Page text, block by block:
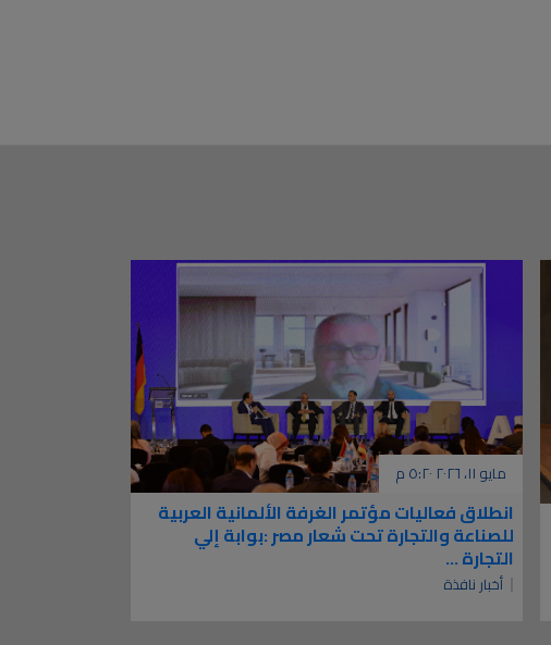
انطلاق فعاليات مؤتمر الغرفة الألمانية العربية
للصناعة والتجارة تحت شعار مصر :بوابة إلي
التجارة ...
مايو ١١، ٢٠٢٦ ٥:٢٠ م
أخبار نافذة